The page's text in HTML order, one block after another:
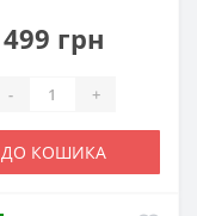
499 грн
- +
ДО КОШИКА